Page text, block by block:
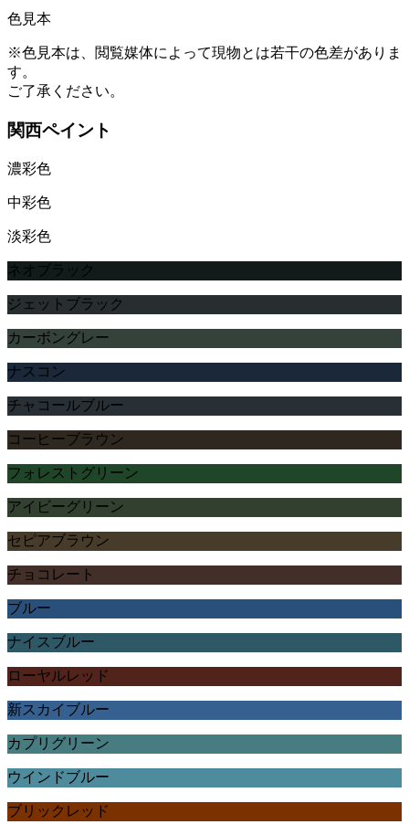
色見本
※色見本は、閲覧媒体によって現物とは若干の色差がありま
す。
ご了承ください。
関西ペイント
濃彩色
中彩色
淡彩色
ネオブラック
ジェットブラック
カーボングレー
ナスコン
チャコールブルー
コーヒーブラウン
フォレストグリーン
アイビーグリーン
セピアブラウン
チョコレート
ブルー
ナイスブルー
ローヤルレッド
新スカイブルー
カプリグリーン
ウインドブルー
ブリックレッド